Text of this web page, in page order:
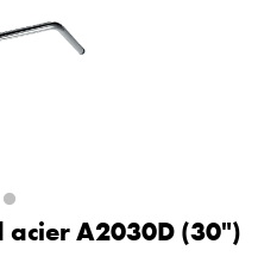
acier A2030D (30")